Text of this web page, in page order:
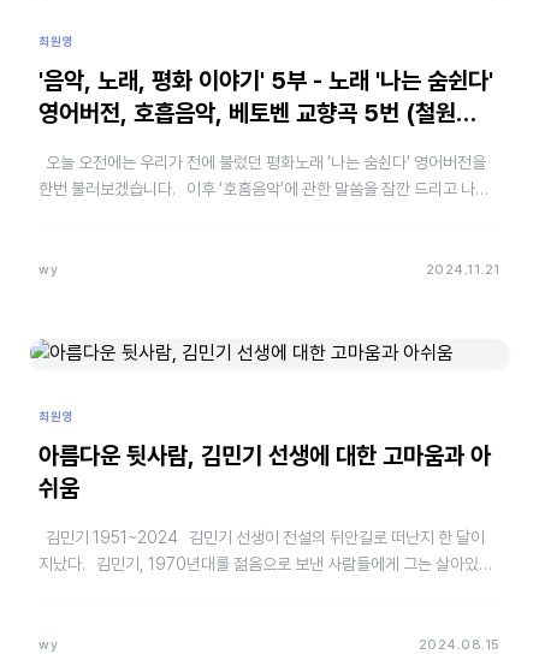
최원영
'음악, 노래, 평화 이야기' 5부 - 노래 '나는 숨쉰다'
영어버전, 호흡음악, 베토벤 교향곡 5번 (철원…
오늘 오전에는 우리가 전에 불렀던 평화노래 ‘나는 숨쉰다’ 영어버전을
한번 불러보겠습니다. 이후 ‘호흠음악’에 관한 말씀을 잠깐 드리고 나머
wy 2024.11.21
최원영
아름다운 뒷사람, 김민기 선생에 대한 고마움과 아
쉬움
지났다. 김민기, 1970년대를 젊음으로 보낸 사람들에게 그는 살아있는
wy 2024.08.15